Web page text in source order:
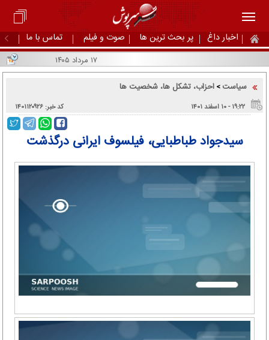
اخبار داغ پر بحث ترین ها صوت و فیلم تماس با ما
۱۷ مرداد ۱۴۰۵
سیاست > احزاب، تشکل ها، شخصیت ها
۱۹:۲۲ - ۱۰ اسفند ۱۴۰۱ کد خبر: ۱۴۰۱۱۲۰۹۲۶
سیدجواد طباطبایی، فیلسوف ایرانی درگذشت